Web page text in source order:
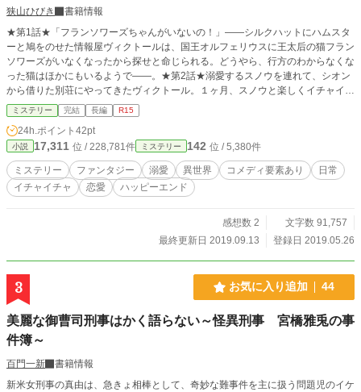
狭山ひびき
書籍情報
★第1話★「フランソワーズちゃんがいないの！」――シルクハットにハムスタ
ーと鳩をのせた情報屋ヴィクトールは、国王オルフェリウスに王太后の猫フラン
ソワーズがいなくなったから探せと命じられる。どうやら、行方のわからなくな
った猫はほかにもいるようで――。★第2話★溺愛するスノウを連れて、シオン
から借りた別荘にやってきたヴィクトール。１ヶ月、スノウと楽しくイチャイチ
ャしてすごす予定だったのに、別荘付近の湖には魔物が出るという噂があってー
ー。 少しニヒルでドSな帽子屋《マッドハッター》の、いちゃいちゃ×ブラック
×ミステリーコメディです。 【作品構成】 ★第1話★お猫様はどこに消えた！？
★第2話★湖には魔物がすんでいる！？
ミステリー 完結 長編 R15
24h.ポイント 42pt
小説 17,311 位 / 228,781件 ミステリー 142 位 / 5,380件
ミステリー ファンタジー 溺愛 異世界 コメディ要素あり
日常
イチャイチャ
恋愛 ハッピーエンド
感想数 2
文字数 91,757
最終更新日 2019.09.13
登録日 2019.05.26
3 お気に入り追加 44
美麗な御曹司刑事はかく語らない～怪異刑事 宮橋雅兎の事
件簿～
百門一新
書籍情報
新米女刑事の真由は、急きょ相棒として、奇妙な難事件を主に扱う問題児のイケ